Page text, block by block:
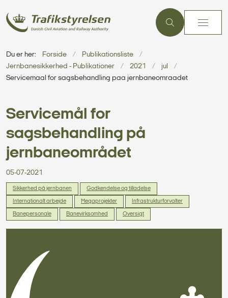
Du er her: Forside
Publikationsliste
Jernbanesikkerhed - Publikationer
2021
jul
Servicemaal for sagsbehandling paa jernbaneomraadet
Servicemål for
sagsbehandling på
jernbaneområdet
05-07-2021
Sikkerhed på jernbanen Godkendelse og tilladelse
Internationalt arbejde Megaprojekter Infrastrukturforvalter
Banepersonale Banevirksomhed Oversigt